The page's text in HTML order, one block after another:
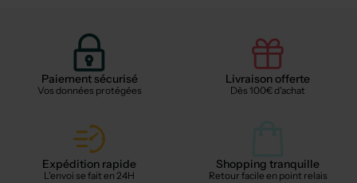
Paiement sécurisé
Vos données protégées
Livraison offerte
Dès 100€ d'achat
Expédition rapide
L'envoi se fait en 24H
Shopping tranquille
Retour facile en point relais